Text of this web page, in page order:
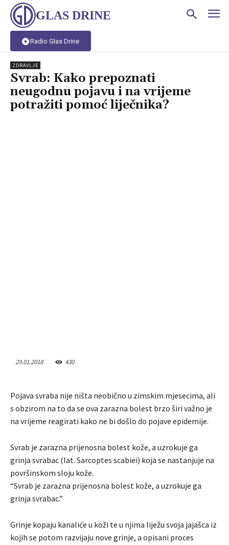
GLAS DRINE
Radio Glas Drine
ZDRAVLJE
Svrab: Kako prepoznati
neugodnu pojavu i na vrijeme
potražiti pomoć liječnika?
29.01.2018 430
Pojava svraba nije ništa neobično u zimskim mjesecima, ali
s obzirom na to da se ova zarazna bolest brzo širi važno je
na vrijeme reagirati kako ne bi došlo do pojave epidemije.
Svrab je zarazna prijenosna bolest kože, a uzrokuje ga
grinja svrabac (lat. Sarcoptes scabiei) koja se nastanjuje na
površinskom sloju kože.
“Svrab je zarazna prijenosna bolest kože, a uzrokuje ga
grinja svrabac.”
Grinje kopaju kanaliće u koži te u njima liježu svoja jajašca iz
kojih se potom razvijaju nove grinje, a opisani proces